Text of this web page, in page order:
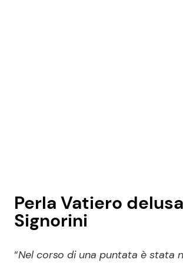
Perla Vatiero
Signorini
“Nel corso di una puntata è stata